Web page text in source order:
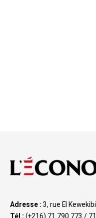
Adresse : 3, rue El
Tél : (+216) 71 790 773 /